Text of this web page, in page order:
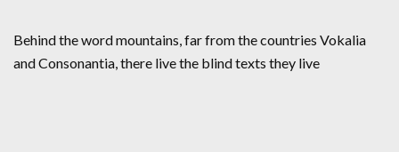
Behind the word mountains, far from the countries Vokalia
and Consonantia, there live the blind texts they live